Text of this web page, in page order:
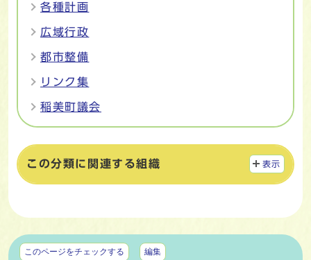
各種計画
広域行政
都市整備
リンク集
稲美町議会
この分類に関連する組織 表示
マイページ
このページをチェックする 編集